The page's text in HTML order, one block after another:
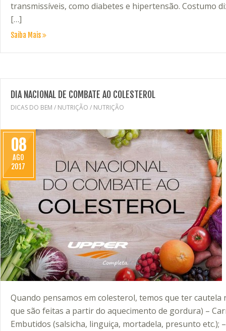
transmissíveis, como diabetes e hipertensão. Costumo
[…]
Saiba Mais
DIA NACIONAL DE COMBATE AO COLESTEROL
DICAS DO BEM / NUTRIÇÃO / NUTRIÇÃO
08
AGO
2017
Quando pensamos em colesterol, temos que ter
que são feitas a partir do aquecimento de gordura) –
Embutidos (salsicha, linguiça, mortadela, presunto